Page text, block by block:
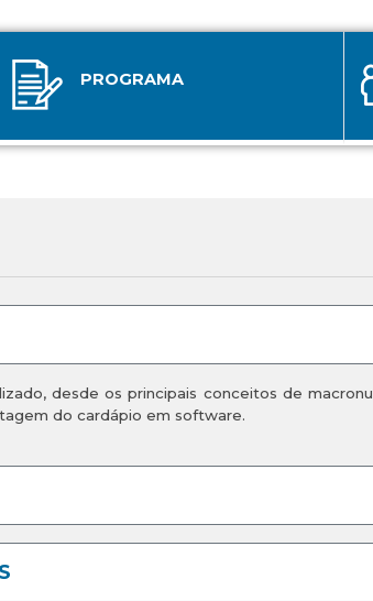
PROGRAMA
desde os principais conceitos de
do cardápio em software.